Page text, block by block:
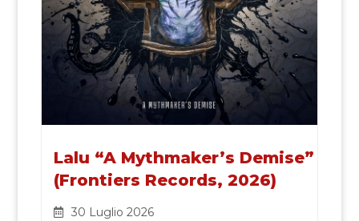
Lalu “A Mythmaker’s Demise”
(Frontiers Records, 2026)
30 Luglio 2026